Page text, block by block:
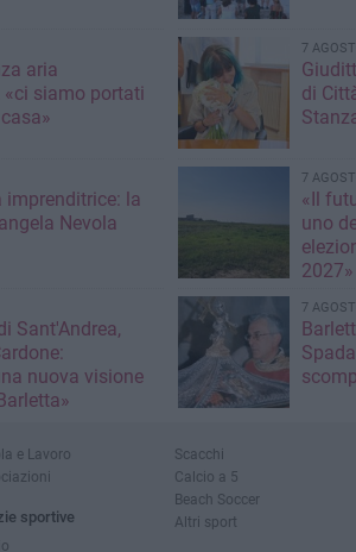
aria
siamo portati
7
di
imprenditrice: la
Nevola
7
«Il
uno
2027»
Sant'Andrea,
nuova visione
7
e Lavoro
sportive
Scacchi
Calcio a 5
Beach Soccer
Altri sport